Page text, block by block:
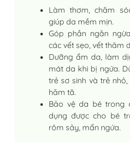
Làm thơm, chăm
giúp da mềm mịn.
Góp phần ngăn
các vết sẹo, vết thâm
Dưỡng ẩm da, làm
mát da khi bị ngứa.
trẻ sơ sinh và trẻ
hăm tã.
Bảo vệ da bé trong
dụng được cho bé
rôm sảy, mẩn ngứa.